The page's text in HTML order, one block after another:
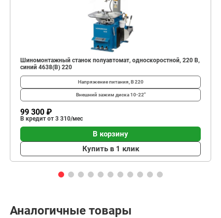
Шиномонтажный станок полуавтомат, односкоростной, 220 В,
синий 4638(B) 220
Напряжение питания, В220
Внешний зажим диска10-22"
99 300 ₽
В кредит от 3 310/мес
В корзину
Купить в 1 клик
Аналогичные товары